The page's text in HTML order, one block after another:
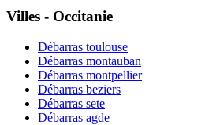
Villes - Occitanie
Débarras toulouse
Débarras montauban
Débarras montpellier
Débarras beziers
Débarras sete
Débarras agde